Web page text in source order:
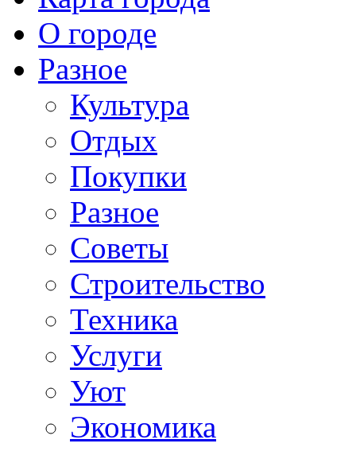
О городе
Разное
Культура
Отдых
Покупки
Разное
Советы
Строительство
Техника
Услуги
Уют
Экономика